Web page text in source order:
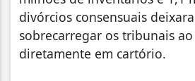
divórcios consensuais
sobrecarregar os tribunais
diretamente em cartório.